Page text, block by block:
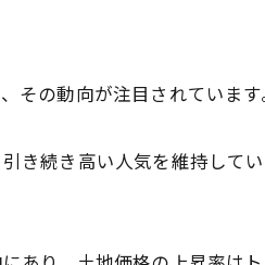
その動向が注目されています
き続き高い人気を維持して